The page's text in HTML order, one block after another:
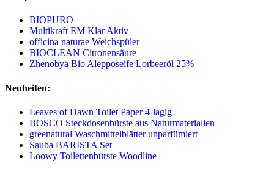
BIOPURO
Multikraft EM Klar Aktiv
officina naturae Weichspüler
BIOCLEAN Citronensäure
Zhenobya Bio Alepposeife Lorbeeröl 25%
Neuheiten:
Leaves of Dawn Toilet Paper 4-lagig
BOSCO Steckdosenbürste aus Naturmaterialien
greenatural Waschmittelblätter unparfümiert
Sauba BARISTA Set
Loowy Toilettenbürste Woodline